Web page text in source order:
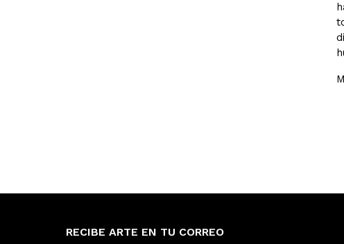
RECIBE ARTE EN TU CORREO